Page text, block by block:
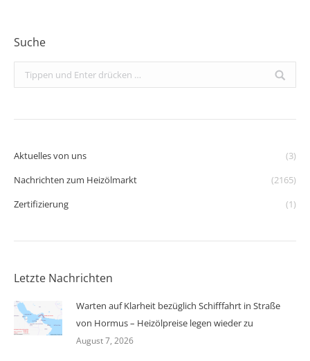
Suche
Search:
Aktuelles von uns
(3)
Nachrichten zum Heizölmarkt
(2165)
Zertifizierung
(1)
Letzte Nachrichten
Warten auf Klarheit bezüglich Schifffahrt in Straße
von Hormus – Heizölpreise legen wieder zu
August 7, 2026